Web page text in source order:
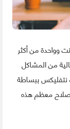
وواحدة من أكثر
من المشاكل
ببساطة
معظم هذه